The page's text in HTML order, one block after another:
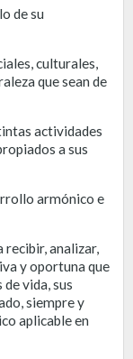
de su
culturales,
que sean de
actividades
a sus
armónico e
analizar,
y oportuna que
vida, sus
siempre y
aplicable en